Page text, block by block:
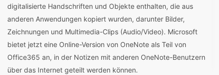
digitalisierte Handschriften und Objekte enthalten, die aus
anderen Anwendungen kopiert wurden, darunter Bilder,
Zeichnungen und Multimedia-Clips (Audio/Video). Microsoft
bietet jetzt eine Online-Version von OneNote als Teil von
Office365 an, in der Notizen mit anderen OneNote-Benutzern
über das Internet geteilt werden können.